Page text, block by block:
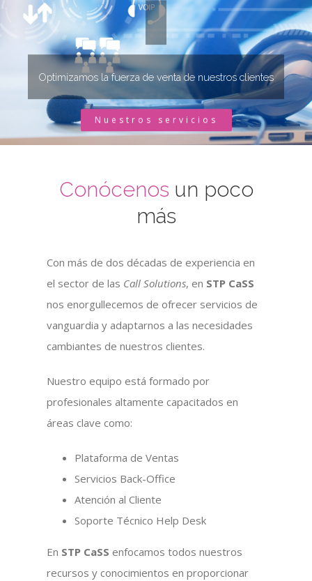
Optimizamos la fuerza de venta de nuestros clientes
Nuestros servicios
Conócenos un poco
más
Con más de dos décadas de experiencia en
el sector de las Call Solutions, en STP CaSS
nos enorgullecemos de ofrecer servicios de
vanguardia y adaptarnos a las necesidades
cambiantes de nuestros clientes.
Nuestro equipo está formado por
profesionales altamente capacitados en
áreas clave como:
Plataforma de Ventas
Servicios Back-Office
Atención al Cliente
Soporte Técnico Help Desk
En STP CaSS enfocamos todos nuestros
recursos y conocimientos en proporcionar